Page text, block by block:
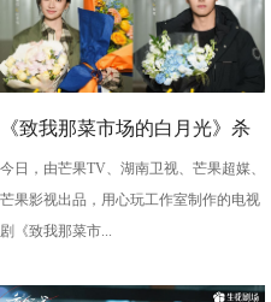
《致我那菜市场的白月光》杀
青 张婧仪陈靖可心向野互成光
今日，由芒果TV、湖南卫视、芒果超媒、
芒果影视出品，用心玩工作室制作的电视
剧《致我那菜市...